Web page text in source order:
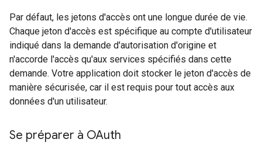
Par défaut, les jetons d'accès ont une longue durée de vie.
Chaque jeton d'accès est spécifique au compte d'utilisateur
indiqué dans la demande d'autorisation d'origine et
n'accorde l'accès qu'aux services spécifiés dans cette
demande. Votre application doit stocker le jeton d'accès de
manière sécurisée, car il est requis pour tout accès aux
données d'un utilisateur.
Se préparer à OAuth